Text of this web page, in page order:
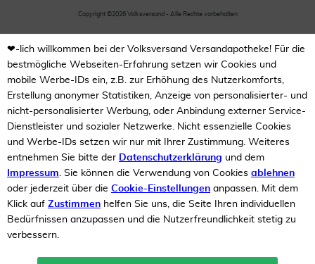
Copyright ©2026 Volksversand - Alle Rechte vorbehalten
❤-lich willkommen bei der Volksversand Versandapotheke! Für die
bestmögliche Webseiten-Erfahrung setzen wir Cookies und
mobile Werbe-IDs ein, z.B. zur Erhöhung des Nutzerkomforts,
Erstellung anonymer Statistiken, Anzeige von personalisierter- und
nicht-personalisierter Werbung, oder Anbindung externer Service-
Dienstleister und sozialer Netzwerke. Nicht essenzielle Cookies
und Werbe-IDs setzen wir nur mit Ihrer Zustimmung. Weiteres
entnehmen Sie bitte der Datenschutzerklärung und dem
Impressum. Sie können die Verwendung von Cookies ablehnen
oder jederzeit über die Cookie-Einstellungen anpassen. Mit dem
Klick auf Zustimmen helfen Sie uns, die Seite Ihren individuellen
Bedürfnissen anzupassen und die Nutzerfreundlichkeit stetig zu
verbessern.